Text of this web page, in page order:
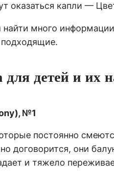
оказаться капли —
много
детей и их
№1
постоянно
договорится, они
и тяжело